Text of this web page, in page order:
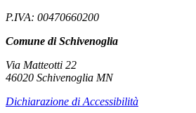
P.IVA: 00470660200
Comune di Schivenoglia
Via Matteotti 22
46020 Schivenoglia MN
Dichiarazione di Accessibilità